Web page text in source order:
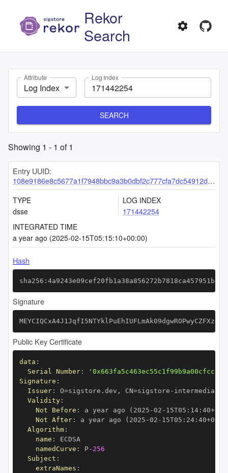
Rekor
Search
Attribute
Log Index
Log Index
SEARCH
Showing 1 - 1 of1
Entry UUID:
108e9186e8c5677a1f7948bbc9a3b0dbf2c777cfa7dc54912d68a898ee8c98366b1c097f22959b7c
TYPE
dsse
LOG INDEX
171442254
INTEGRATED TIME
a year ago (2025-02-15T05:15:10+00:00)
Hash
Signature
Public Key Certificate
data :
Serial Number:
Signature :
Issuer: O=sigstore.dev , CN=sigstore -
Validity:
Not Before : a year ago (2025 -02 - 15T05 : 14: 40+00
Not After: a year ago (2025 -02 - 15T05 : 24: 40+00
Algorithm:
name :
namedCurve : P- 256
Subject :
extraNames :